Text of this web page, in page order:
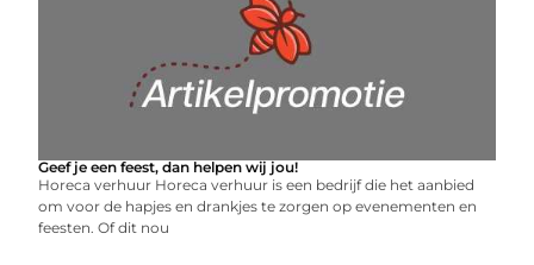
Geef je een feest, dan helpen wij jou!
Horeca verhuur Horeca verhuur is een bedrijf die het aanbied
om voor de hapjes en drankjes te zorgen op evenementen en
feesten. Of dit nou